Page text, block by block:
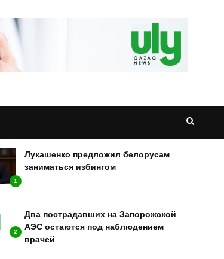
1
Лукашенко предложил белорусам
заниматься избингом
2
Два пострадавших на Запорожской
АЭС остаются под наблюдением
врачей